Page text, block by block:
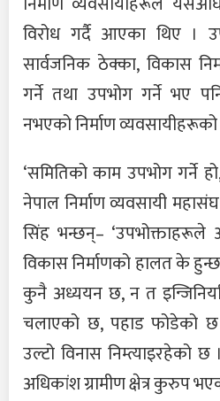
विरोध गर्दै आएका थिए ।
सार्वजनिक ठेक्का, विकास
गर्ने तथा उपभोग गर्ने भए
नभएको निर्माण
‘समितिको काम उपभोग गर्ने
नेपाल निर्माण व्यवसायी
सिंह भन्छन्–
विकास निर्माणको हालत के
कुनै अध्ययन छ, न त
चलाएको छ, पहाड फोडेको
उल्टो विनास निम्त्याइरहेको
अधिकांश ग्रामीण क्षेत्र कुरुप